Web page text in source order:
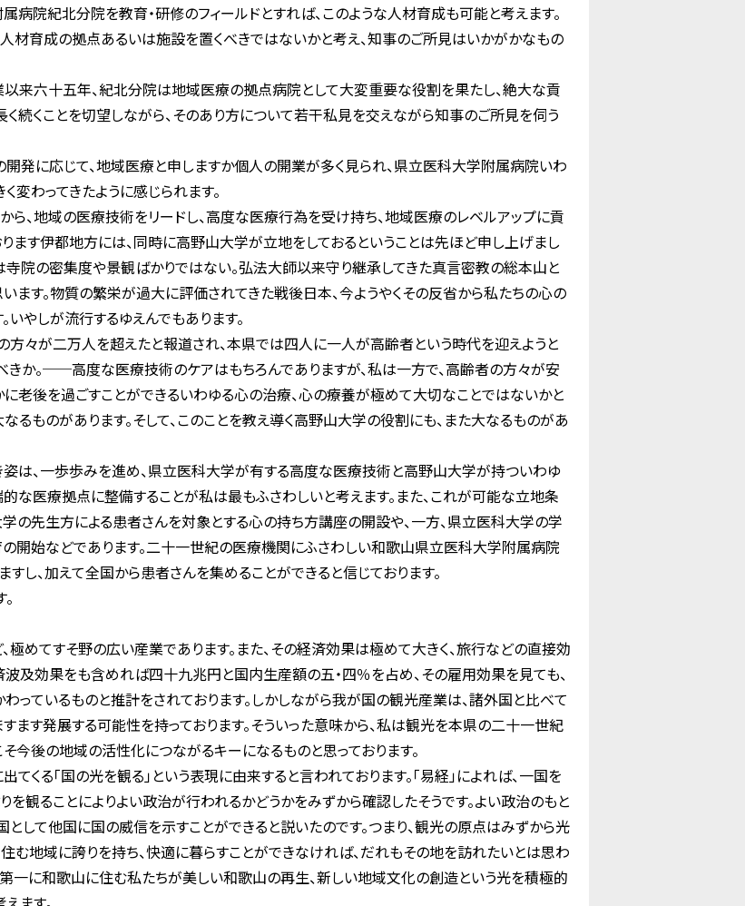
院紀北分院を教育・研修のフィールドとすれば、このような人材育成も可能と考えます。
材育成の拠点あるいは施設を置くべきではないかと考え、知事のご所見はいかがかなもの
以来六十五年、紀北分院は地域医療の拠点病院として大変重要な役割を果たし、絶大な貢
続くことを切望しながら、そのあり方について若干私見を交えながら知事のご所見を伺う
発に応じて、地域医療と申しますか個人の開業が多く見られ、県立医科大学附属病院いわ
わってきたように感じられます。
、地域の医療技術をリードし、高度な医療行為を受け持ち、地域医療のレベルアップに貢
ます伊都地方には、同時に高野山大学が立地をしておるということは先ほど申し上げまし
寺院の密集度や景観ばかりではない。弘法大師以来守り継承してきた真言密教の総本山と
ます。物質の繁栄が過大に評価されてきた戦後日本、今ようやくその反省から私たちの心の
いやしが流行するゆえんでもあります。
方々が二万人を超えたと報道され、本県では四人に一人が高齢者という時代を迎えようと
きか。──高度な医療技術のケアはもちろんでありますが、私は一方で、高齢者の方々が安
老後を過ごすことができるいわゆる心の治療、心の療養が極めて大切なことではないかと
るものがあります。そして、このことを教え導く高野山大学の役割にも、また大なるものがあ
姿は、一歩歩みを進め、県立医科大学が有する高度な医療技術と高野山大学が持ついわゆ
な医療拠点に整備することが私は最もふさわしいと考えます。また、これが可能な立地条
の先生方による患者さんを対象とする心の持ち方講座の開設や、一方、県立医科大学の学
開始などであります。二十一世紀の医療機関にふさわしい和歌山県立医科大学附属病院
し、加えて全国から患者さんを集めることができると信じております。
極めてすそ野の広い産業であります。また、その経済効果は極めて大きく、旅行などの直接効
及効果をも含めれば四十九兆円と国内生産額の五・四％を占め、その雇用効果を見ても、
ているものと推計をされております。しかしながら我が国の観光産業は、諸外国と比べて
ます発展する可能性を持っております。そういった意味から、私は観光を本県の二十一世紀
今後の地域の活性化につながるキーになるものと思っております。
てくる「国の光を観る」という表現に由来すると言われております。「易経」によれば、一国を
を観ることによりよい政治が行われるかどうかをみずから確認したそうです。よい政治のもと
して他国に国の威信を示すことができると説いたのです。つまり、観光の原点はみずから光
む地域に誇りを持ち、快適に暮らすことができなければ、だれもその地を訪れたいとは思わ
第一に和歌山に住む私たちが美しい和歌山の再生、新しい地域文化の創造という光を積極的